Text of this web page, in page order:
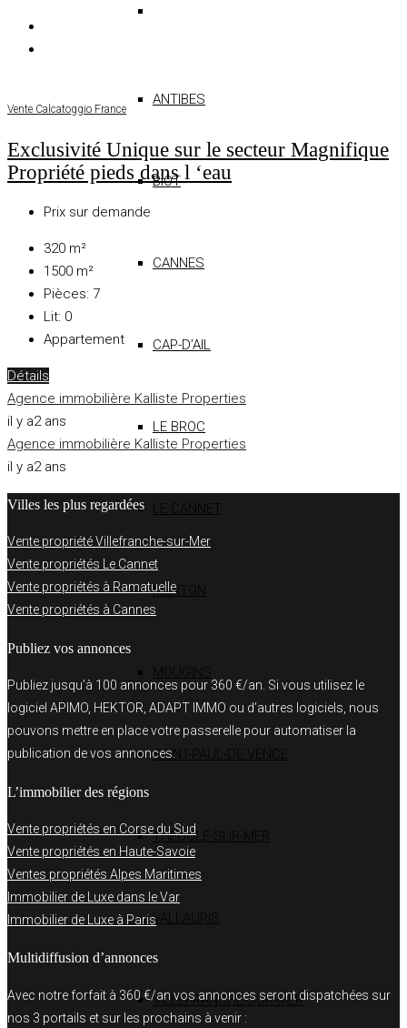
ANTIBES
BIOT
CANNES
CAP-D’AIL
LE BROC
LE CANNET
MENTON
MOUGINS
SAINT-PAUL-DE-VENCE
THÉOULE-SUR-MER
VALLAURIS
VILLEFRANCHE-SUR-MER
Vente Calcatoggio France
Exclusivité Unique sur le secteur Magnifique
Propriété pieds dans l ‘eau
Prix sur demande
320 m²
1500 m²
Pièces: 7
Lit: 0
Appartement
Détails
Agence immobilière Kalliste Properties
il y a2 ans
Agence immobilière Kalliste Properties
il y a2 ans
Villes les plus regardées
Vente propriété Villefranche-sur-Mer
Vente propriétés Le Cannet
Vente propriétés à Ramatuelle
Vente propriétés à Cannes
Publiez vos annonces
Publiez jusqu’à 100 annonces pour 360 €/an. Si vous utilisez le
logiciel APIMO, HEKTOR, ADAPT IMMO ou d’autres logiciels, nous
pouvons mettre en place votre passerelle pour automatiser la
publication de vos annonces.
L’immobilier des régions
Vente propriétés en Corse du Sud
Vente propriétés en Haute-Savoie
Ventes propriétés Alpes Maritimes
Immobilier de Luxe dans le Var
Immobilier de Luxe à Paris
Multidiffusion d’annonces
Avec notre forfait à 360 €/an vos annonces seront dispatchées sur
nos 3 portails et sur les prochains à venir :